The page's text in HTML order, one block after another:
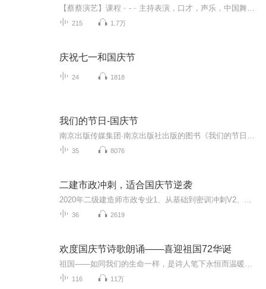
215 1.7万
庆祝七一和国庆节
24 1818
我们的节日-国庆节
35 8076
二建市政冲刺，适合国庆节逆袭
36 2619
欢度国庆节诗歌朗诵——喜迎祖国72华诞
116 11万